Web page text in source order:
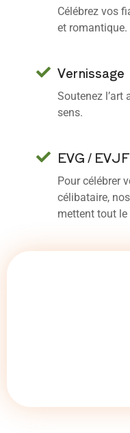
Célébrez vos
et romantique.
Vernissage
Soutenez l’art
sens.
EVG / EVJF
Pour célébrer
célibataire,
mettent tout le